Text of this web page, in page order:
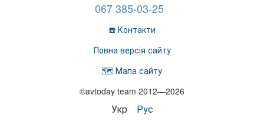
067 385-03-25
☎️ Контакти
Повна версія сайту
🗺️ Мапа сайту
©avtoday team 2012—2026
Укр Рус